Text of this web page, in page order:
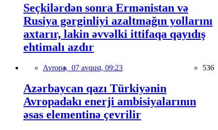
Seçkilərdən sonra Ermənistan və
Rusiya gərginliyi azaltmağın yollarını
axtarır, lakin əvvəlki ittifaqa qayıdış
ehtimalı azdır
Avropa, 07 avqust, 09:23 536
Azərbaycan qazı Türkiyənin
Avropadakı enerji ambisiyalarının
əsas elementinə çevrilir